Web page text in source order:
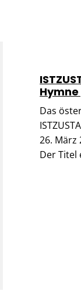
Das
26. März
Der Titel